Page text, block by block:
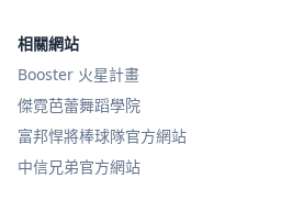
相關網站
Booster 火星計畫
傑霓芭蕾舞蹈學院
富邦悍將棒球隊官方網站
中信兄弟官方網站